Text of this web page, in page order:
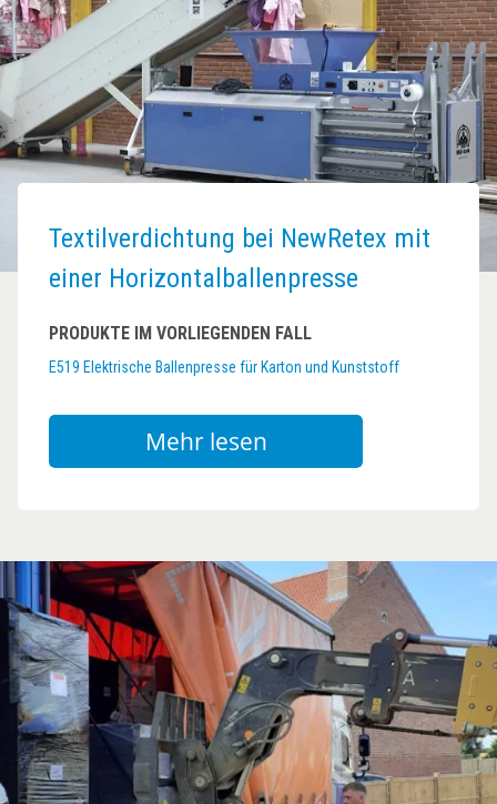
Textilverdichtung bei NewRetex mit
einer Horizontalballenpresse
PRODUKTE IM VORLIEGENDEN FALL
E519 Elektrische Ballenpresse für Karton und Kunststoff
Mehr lesen